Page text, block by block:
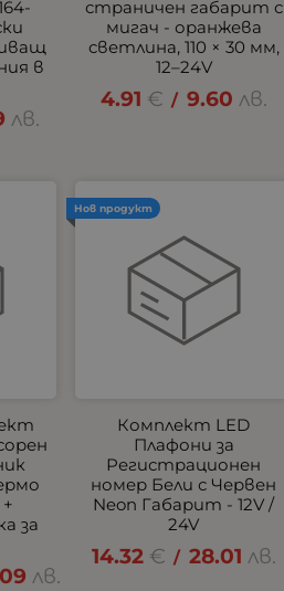
в
лв.
страничен габарит с
мигач - оранжева
светлина, 110 × 30 мм,
12–24V
4.91 € / 9.60 лв.
за
лв.
Комплект LED
Плафони за
Регистрационен
номер Бели с Червен
Neon Габарит - 12V /
24V
14.32 € / 28.01 лв.
Нов продукт